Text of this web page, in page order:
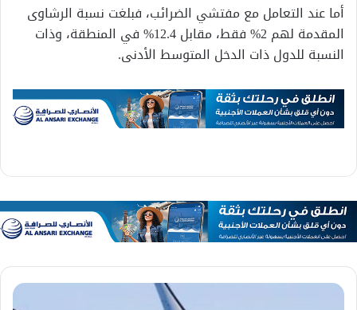
أما عند التعامل مع مفتشي الضرائب، فبلغت نسبة الرشاوى
المقدمة لهم 2% فقط، مقابل 12.4% في المنطقة، وذات
النسبة للدول ذات الدخل المتوسط الأدنى.